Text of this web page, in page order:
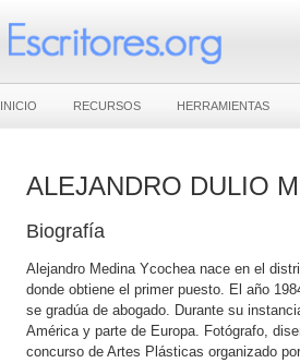
INICIO RECURSOS HERRAMIENTAS
ALEJANDRO DULIO
Biografía
Alejandro Medina Ycochea nace en el
donde obtiene el primer puesto. El año
se gradúa de abogado. Durante su
América y parte de Europa. Fotógrafo,
concurso de Artes Plásticas organizado